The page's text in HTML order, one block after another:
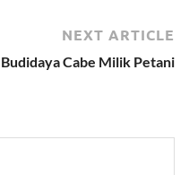
NEXT ARTICLE
Cabe Milik Petani